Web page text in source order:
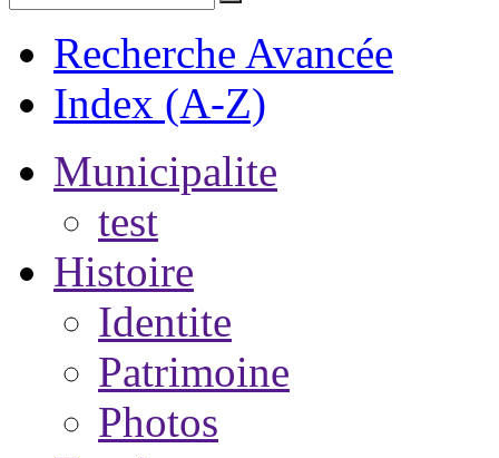
Recherche Avancée
Index (A-Z)
Municipalite
test
Histoire
Identite
Patrimoine
Photos